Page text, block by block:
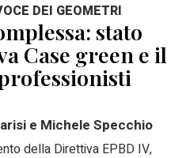
DEI GEOMETRI
stato
Case green e il
e Michele Specchio
della Direttiva EPBD IV,